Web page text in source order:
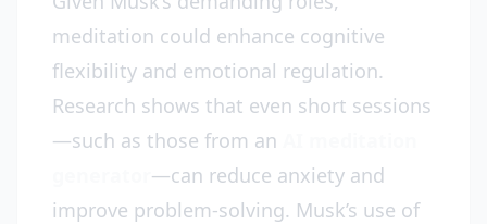
meditation could enhance cognitive
flexibility and emotional regulation.
Research shows that even short sessions
—such as those from an
—can reduce anxiety and
improve problem-solving. Musk’s use of